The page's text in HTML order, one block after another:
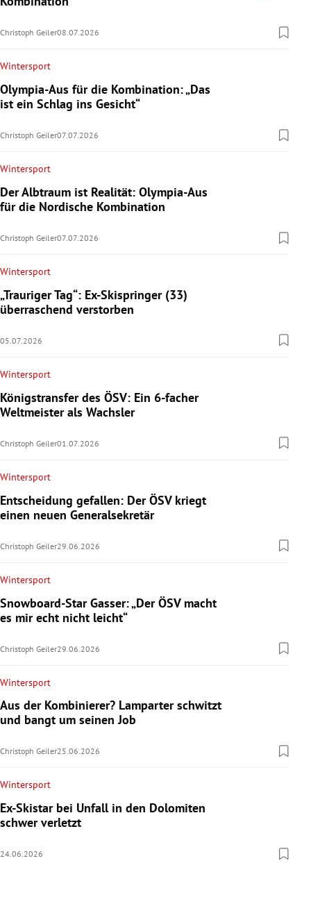
Christoph Geiler08.07.2026
Wintersport
Olympia-Aus für die Kombination: „Das
ist ein Schlag ins Gesicht“
Christoph Geiler07.07.2026
Wintersport
Der Albtraum ist Realität: Olympia-Aus
für die Nordische Kombination
Christoph Geiler07.07.2026
Wintersport
„Trauriger Tag“: Ex-Skispringer (33)
überraschend verstorben
05.07.2026
Wintersport
Königstransfer des ÖSV: Ein 6-facher
Weltmeister als Wachsler
Christoph Geiler01.07.2026
Wintersport
Entscheidung gefallen: Der ÖSV kriegt
einen neuen Generalsekretär
Christoph Geiler29.06.2026
Wintersport
Snowboard-Star Gasser: „Der ÖSV macht
es mir echt nicht leicht“
Christoph Geiler29.06.2026
Wintersport
Aus der Kombinierer? Lamparter schwitzt
und bangt um seinen Job
Christoph Geiler25.06.2026
Wintersport
Ex-Skistar bei Unfall in den Dolomiten
schwer verletzt
24.06.2026